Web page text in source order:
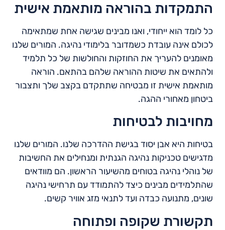
התמקדות בהוראה מותאמת אישית
כל לומד הוא ייחודי, ואנו מבינים שגישה אחת שמתאימה
לכולם אינה עובדת כשמדובר בלימודי נהיגה. המורים שלנו
מאומנים להעריך את החוזקות והחולשות של כל תלמיד
ולהתאים את שיטות ההוראה שלהם בהתאם. הוראה
מותאמת אישית זו מבטיחה שתתקדם בקצב שלך ותצבור
ביטחון מאחורי ההגה.
מחויבות לבטיחות
בטיחות היא אבן יסוד בגישת ההדרכה שלנו. המורים שלנו
מדגישים טכניקות נהיגה הגנתית ומנחילים את החשיבות
של נוהלי נהיגה בטוחים מהשיעור הראשון. הם מוודאים
שהתלמידים מבינים כיצד להתמודד עם תרחישי נהיגה
שונים, מתנועה כבדה ועד לתנאי מזג אוויר קשים.
תקשורת שקופה ופתוחה